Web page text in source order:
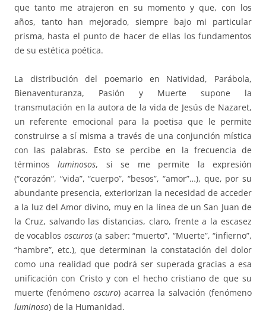
que tanto me atrajeron en su momento y que, con los
años, tanto han mejorado, siempre bajo mi particular
prisma, hasta el punto de hacer de ellas los fundamentos
de su estética poética.
La distribución del poemario en Natividad, Parábola,
Bienaventuranza, Pasión y Muerte supone la
transmutación en la autora de la vida de Jesús de Nazaret,
un referente emocional para la poetisa que le permite
construirse a sí misma a través de una conjunción mística
con las palabras. Esto se percibe en la frecuencia de
términosluminosos, si se me permite la expresión
(“corazón”, “vida”, “cuerpo”, “besos”, “amor”…), que, por su
abundante presencia, exteriorizan la necesidad de acceder
a la luz del Amor divino, muy en la línea de un San Juan de
la Cruz, salvando las distancias, claro, frente a la escasez
de vocablos oscuros(a saber: “muerto”, “Muerte”, “infierno”,
“hambre”, etc.), que determinan la constatación del dolor
como una realidad que podrá ser superada gracias a esa
unificación con Cristo y con el hecho cristiano de que su
muerte (fenómeno oscuro) acarrea la salvación (fenómeno
luminoso) de la Humanidad.